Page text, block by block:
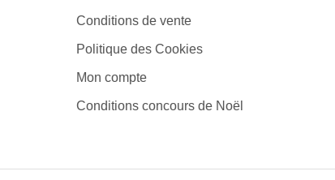
Conditions de vente
Politique des Cookies
Mon compte
Conditions concours de Noël